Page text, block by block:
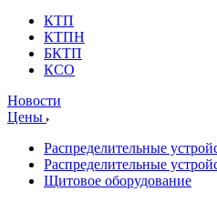
КТП
КТПН
БКТП
КСО
Новости
Цены
Распределительные
Распределительные
Щитовое оборудование